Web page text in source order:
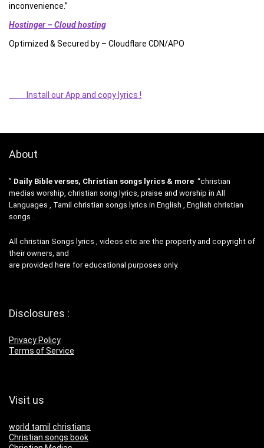
inconvenience.”
Hostinger – Cloud hosting
Optimized & Secured by – Cloudflare CDN/APO
Install our App and copy lyrics !
About
” Daily Bible verses, Christian songs lyrics & more “christian
medias worship, christian song lyrics, praise and worship in All
Languages , Tamil christian songs lyrics in English , English christian
songs .
All christian Songs lyrics , videos etc are the property and copyright of
their owners, and
are provided here for educational purposes only.
Disclosures :
Privacy Policy
Terms of Service
Visit us
world tamil christians
Christian songs book